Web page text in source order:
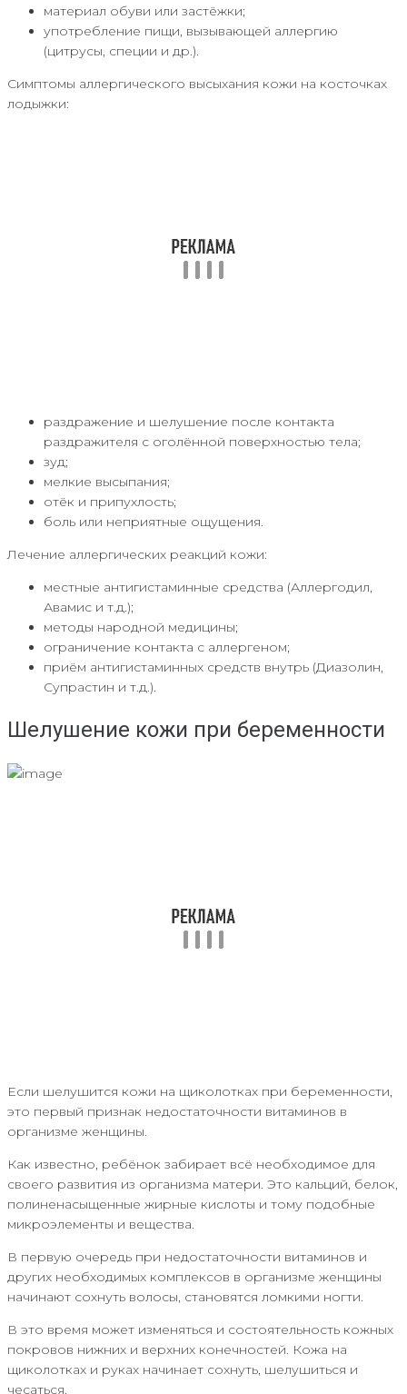
материал обуви или застёжки;
употребление пищи, вызывающей аллергию
(цитрусы, специи и др.).
Симптомы аллергического высыхания кожи на косточках
лодыжки:
раздражение и шелушение после контакта
раздражителя с оголённой поверхностью тела;
зуд;
мелкие высыпания;
отёк и припухлость;
боль или неприятные ощущения.
Лечение аллергических реакций кожи:
местные антигистаминные средства (Аллергодил,
Авамис и т.д.);
методы народной медицины;
ограничение контакта с аллергеном;
приём антигистаминных средств внутрь (Диазолин,
Супрастин и т.д.).
Шелушение кожи при беременности
Если шелушится кожи на щиколотках при беременности,
это первый признак недостаточности витаминов в
организме женщины.
Как известно, ребёнок забирает всё необходимое для
своего развития из организма матери. Это кальций, белок,
полиненасыщенные жирные кислоты и тому подобные
микроэлементы и вещества.
В первую очередь при недостаточности витаминов и
других необходимых комплексов в организме женщины
начинают сохнуть волосы, становятся ломкими ногти.
В это время может изменяться и состоятельность кожных
покровов нижних и верхних конечностей. Кожа на
щиколотках и руках начинает сохнуть, шелушиться и
чесаться.